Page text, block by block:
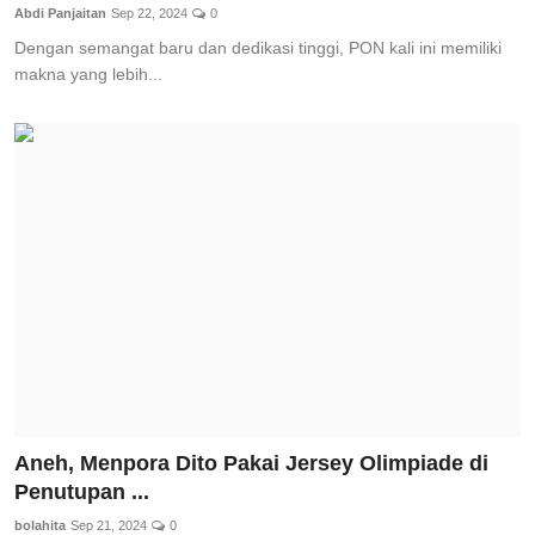
Abdi Panjaitan Sep 22, 2024 0
Dengan semangat baru dan dedikasi tinggi, PON kali ini memiliki
makna yang lebih...
Aneh, Menpora Dito Pakai Jersey Olimpiade di
Penutupan ...
bolahita Sep 21, 2024 0